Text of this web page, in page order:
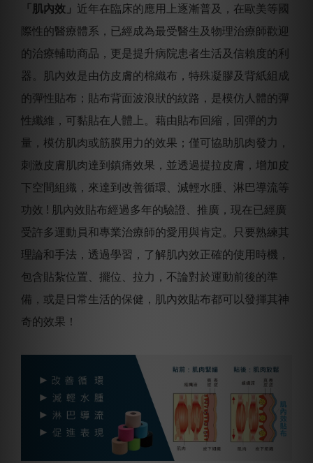
「肌內效」 近年在臨床的應用上逐漸普及，在歐美等國
際性的醫療體系，已經成為最受醫生及物理治療師歡迎
的治療輔助商品，更是提升病院患者生活及信賴度的利
器。肌內效是由仿皮膚的棉織布，特殊凝膠及背紙組成
的彈性貼布；貼布背面波浪狀的紋路，是模仿人體的彈
性纖維，可黏貼在人體上。藉由貼布回縮，回彈的力
量，模仿肌肉或筋膜用力的效果；僅可協助肌肉發力，
刺激皮膚肌肉達到鎮痛效果，並透過提拉皮膚，增加皮
下空間組織，來達到改善循環、減輕水腫、淋巴導流等
功效 ! 肌內效貼布經過多年的驗證、推廣，現在已經廣
受許多運動員和專業治療師的愛用與肯定。只要熟練其
理論和手法，透過學習，了解肌內效正確的使用時機，
包含貼紮位置、擺位、拉力，不論對於運動前後的準
備，或是日常生活的保健，肌內效貼布都可以發揮其神
奇的效果！